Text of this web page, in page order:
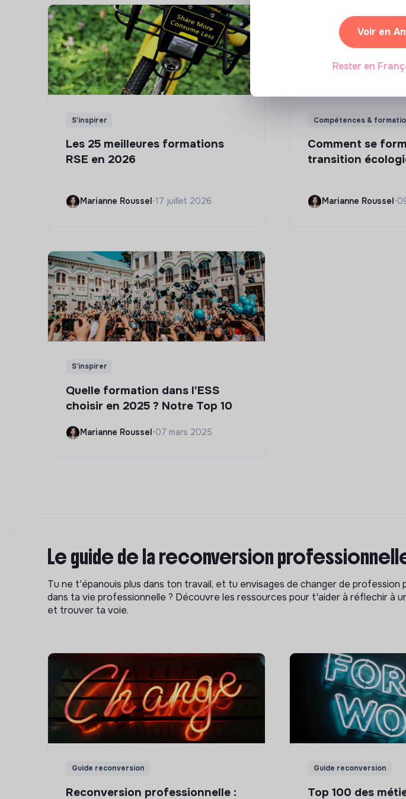
S'inspirer
Les 25 meilleures formations
RSE en 2026
Marianne Roussel•17 juillet 2026
Compétences &
Comment se
transition
Marianne Roussel•
S'inspirer
Quelle formation dans l'ESS
choisir en 2025 ? Notre Top 10
Marianne Roussel•07 mars 2025
Le guide de la reconversion
Tu ne t'épanouis plus dans ton travail, et tu envisages de changer de profession
dans ta vie professionnelle ? Découvre les ressources pour t'aider à réflechir à
et trouver ta voie.
Guide reconversion
Reconversion professionnelle :
Guide reconversion
Top 100 des
Voir en
Rester en